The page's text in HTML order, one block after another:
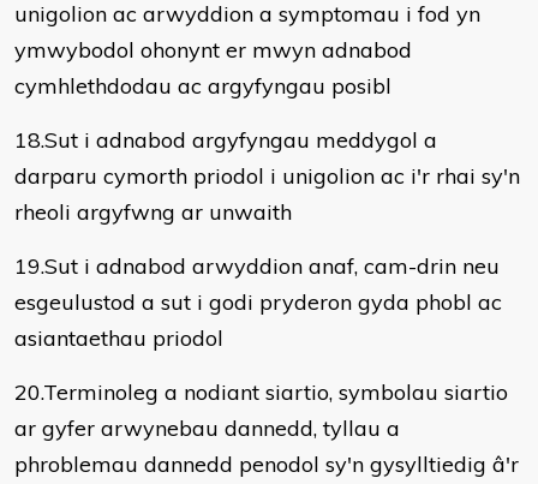
unigolion ac arwyddion a symptomau i fod yn
ymwybodol ohonynt er mwyn adnabod
cymhlethdodau ac argyfyngau posibl
18.Sut i adnabod argyfyngau meddygol a
darparu cymorth priodol i unigolion ac i'r rhai sy'n
rheoli argyfwng ar unwaith
19.Sut i adnabod arwyddion anaf, cam-drin neu
esgeulustod a sut i godi pryderon gyda phobl ac
asiantaethau priodol
20.Terminoleg a nodiant siartio, symbolau siartio
ar gyfer arwynebau dannedd, tyllau a
phroblemau dannedd penodol sy'n gysylltiedig â'r